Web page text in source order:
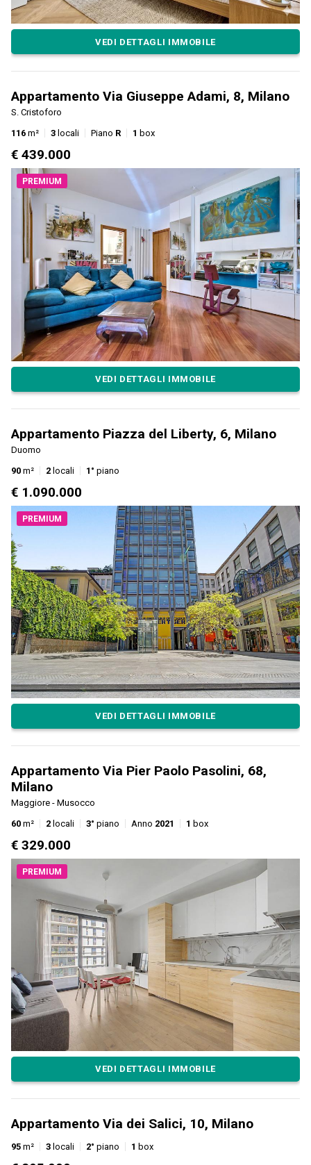
VEDI DETTAGLI IMMOBILE
Appartamento Via Giuseppe Adami, 8, Milano
S. Cristoforo
116 m² 3 locali Piano R 1 box
€ 439.000
PREMIUM
VEDI DETTAGLI IMMOBILE
Appartamento Piazza del Liberty, 6, Milano
Duomo
90 m² 2 locali 1° piano
€ 1.090.000
PREMIUM
VEDI DETTAGLI IMMOBILE
Appartamento Via Pier Paolo Pasolini, 68,
Milano
Maggiore - Musocco
60 m² 2 locali 3° piano Anno 2021 1 box
€ 329.000
PREMIUM
VEDI DETTAGLI IMMOBILE
Appartamento Via dei Salici, 10, Milano
95 m² 3 locali 2° piano 1 box